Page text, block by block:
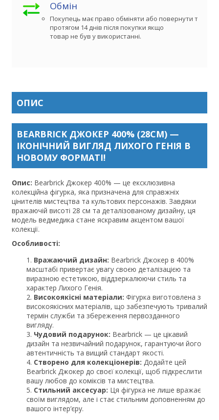
Обмін
Покупець має право обміняти або повернути товар
протягом 14 днів після покупки якщо
товар не був у використанні.
ОПИС
BEARBRICK ДЖОКЕР 400% (28СМ) —
ІКОНІЧНИЙ ВИГЛЯД ЛИХОГО ГЕНІЯ В
НОВОМУ ФОРМАТІ!
Опис: Bearbrick Джокер 400% — це ексклюзивна
колекційна фігурка, яка призначена для справжніх
цінителів мистецтва та культових персонажів. Завдяки
вражаючій висоті 28 см та деталізованому дизайну, ця
модель ведмедика стане яскравим акцентом вашої
колекції.
Особливості:
Вражаючий дизайн: Bearbrick Джокер в 400%
масштабі привертає увагу своєю деталізацією та
виразною естетикою, віддзеркалюючи стиль та
характер Лихого Генія.
Високоякісні матеріали: Фігурка виготовлена з
високоякісних матеріалів, що забезпечують тривалий
термін служби та збереження первозданного
вигляду.
Чудовий подарунок: Bearbrick — це цікавий
дизайн та незвичайний подарунок, гарантуючи його
автентичність та вищий стандарт якості.
Створено для колекціонерів: Додайте цей
Bearbrick Джокер до своєї колекції, щоб підкреслити
вашу любов до коміксів та мистецтва.
Стильний аксесуар: Ця фігурка не лише вражає
своїм виглядом, але і стає стильним доповненням до
вашого інтер’єру.